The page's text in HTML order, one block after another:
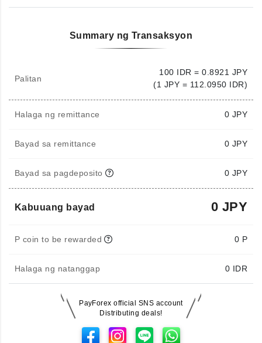
Summary ng Transaksyon
Palitan
100 IDR = 0.8921 JPY
(1 JPY = 112.0950 IDR)
Halaga ng remittance 0 JPY
Bayad sa remittance 0 JPY
Bayad sa pagdeposito 0 JPY
Kabuuang bayad 0 JPY
P coin to be rewarded 0 P
Halaga ng natanggap 0 IDR
PayForex official SNS account
Distributing deals!